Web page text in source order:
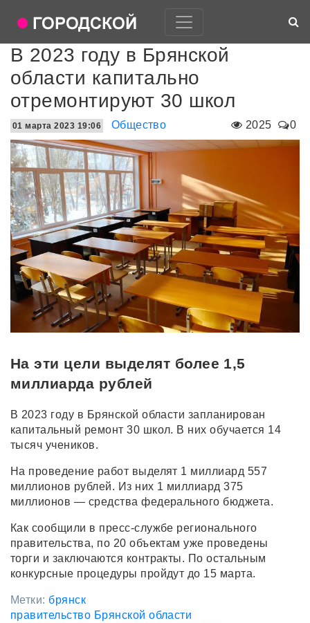
В 2023 году в Брянской
области капитально
отремонтируют 30 школ
2025 0
01 марта 2023 19:06 Общество
На эти цели выделят более 1,5
миллиарда рублей
В 2023 году в Брянской области запланирован
капитальный ремонт 30 школ. В них обучается 14
тысяч учеников.
На проведение работ выделят 1 миллиард 557
миллионов рублей. Из них 1 миллиард 375
миллионов — средства федерального бюджета.
Как сообщили в пресс-службе регионального
правительства, по 20 объектам уже проведены
торги и заключаются контракты. По остальным
конкурсные процедуры пройдут до 15 марта.
Метки: брянск
правительство Брянской области